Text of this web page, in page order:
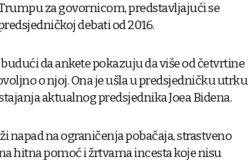
za govornicom, predstavljajući se
debati od 2016.
da ankete pokazuju da više od četvrtine
o njoj. Ona je ušla u predsjedničku utrku
aktualnog predsjednika Joea Bidena.
napad na ograničenja pobačaja, strastveno
hitna pomoć i žrtvama incesta koje nisu